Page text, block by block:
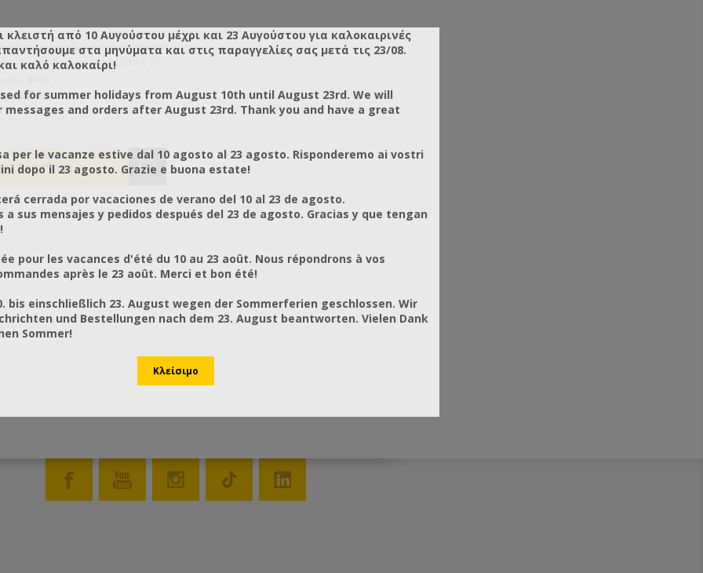
στο φάκελο φυγοκέντρησης
σας και στερεώστε τον
του μέσα στον
σας. Ξεκινήστε την
και τα απολεπίσματά σας
από μέλι το οποίο θα
ΦΠΑ
κλειστή από 10 Αυγούστου μέχρι και 23 Αυγούστου για καλοκαιρινές
στα μηνύματα και στις παραγγελίες σας μετά τις 23/08.
καλό καλοκαίρι!
for summer holidays from August 10th until August 23rd. We will
messages and orders after August 23rd. Thank you and have a great
per le vacanze estive dal 10 agosto al 23 agosto. Risponderemo ai vostri
dopo il 23 agosto. Grazie e buona estate!
cerrada por vacaciones de verano del 10 al 23 de agosto.
a sus mensajes y pedidos después del 23 de agosto. Gracias y que tengan
pour les vacances d'été du 10 au 23 août. Nous répondrons à vos
après le 23 août. Merci et bon été!
bis einschließlich 23. August wegen der Sommerferien geschlossen. Wir
und Bestellungen nach dem 23. August beantworten. Vielen Dank
Sommer!